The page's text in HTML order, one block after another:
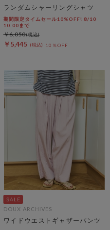
ランダムシャーリングシャツ
期間限定タイムセール10%OFF! 8/10
10:00まで
￥5,445 10％OFF
￥6,050
DOUX ARCHIVES
ワイドウエストギャザーパンツ